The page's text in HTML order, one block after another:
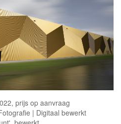
prijs op aanvraag
| Digitaal bewerkt